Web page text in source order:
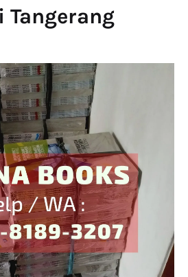
Tangerang